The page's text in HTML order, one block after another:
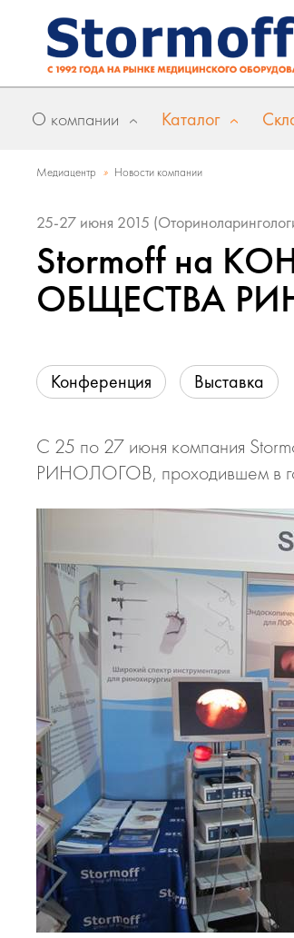
О компании Каталог
Медиацентр » Новости компании
25-27 июня 2015
Stormoff на
ОБЩЕСТВА
Конференция Выставка
С 25 по 27 июня компания
РИНОЛОГОВ, проходившем в